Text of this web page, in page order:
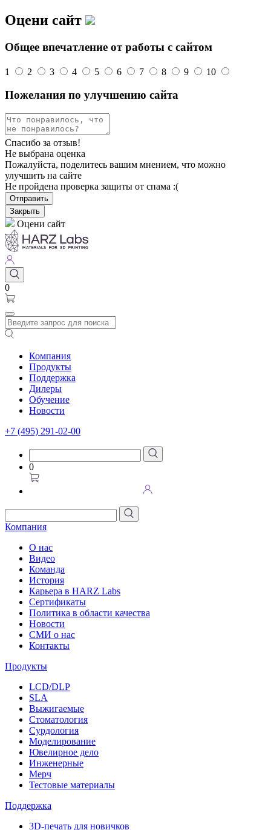
Оцени сайт
Общее впечатление от работы с сайтом
1 2 3 4 5 6 7 8 9 10
Пожелания по улучшению сайта
Спасибо за отзыв!
Не выбрана оценка
Пожалуйста, поделитесь вашим мнением, что можно
улучшить на сайте
Не пройдена проверка защиты от спама :(
Отправить
Закрыть
Оцени сайт
0
Компания
Продукты
Поддержка
Дилеры
Обучение
Новости
+7 (495) 291-02-00
0
Компания
О нас
Видео
Команда
История
Карьера в HARZ Labs
Сертификаты
Политика в области качества
Новости
СМИ о нас
Контакты
Продукты
LCD/DLP
SLA
Выжигаемые
Стоматология
Сурдология
Моделирование
Ювелирное дело
Инженерные
Мерч
Тестовые материалы
Поддержка
3D-печать для новичков